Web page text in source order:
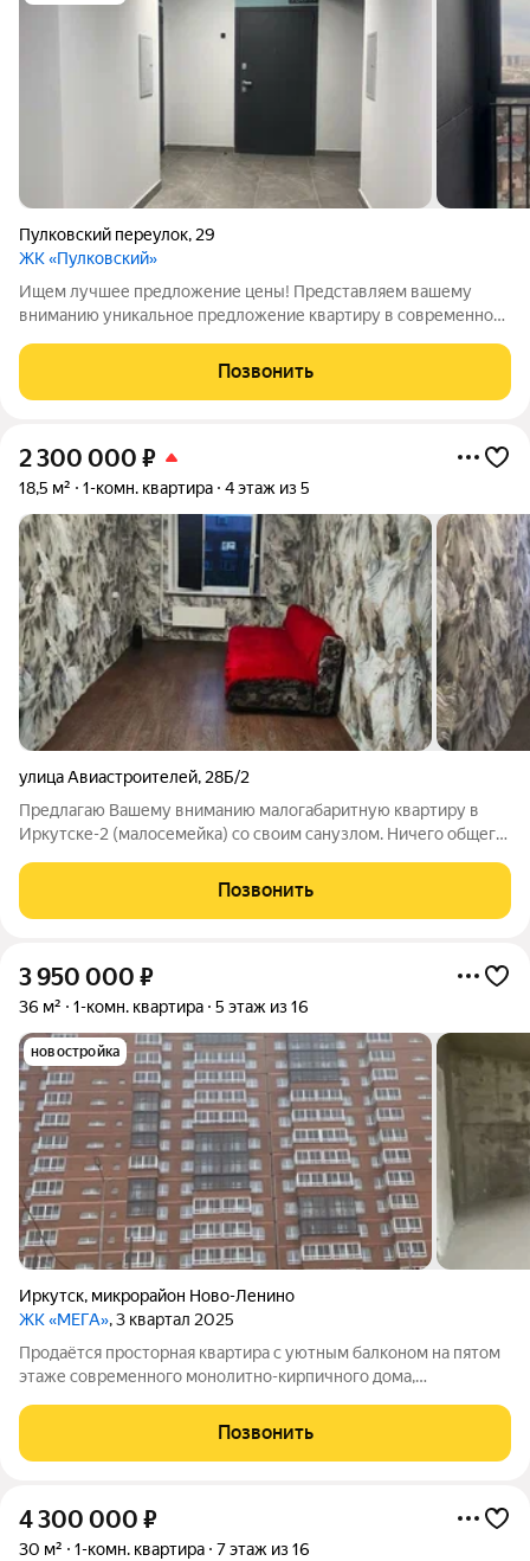
Пулковский переулок, 29
ЖК «Пулковский»
Ищем лучшее предложение цены! Представляем вашему
вниманию уникальное предложение квартиру в современном
живописном Иркутске. Это не просто жилье, а ваш личный
уголок комфорта и спокойствия, откуда
Позвонить
2 300 000 ₽
18,5 м² 1-комн. квартира 4 этаж из 5
улица Авиастроителей, 28Б/2
Предлагаю Вашему вниманию малогабаритную квартиру в
Иркутске-2 (малосемейка) со своим санузлом. Ничего общего
квартире выполнен косметический ремонт: установлены
новые натяжные потолки,
Позвонить
3 950 000 ₽
36 м² 1-комн. квартира 5 этаж из 16
новостройка
Иркутск, микрорайон Ново-Ленино
ЖК «МЕГА», 3 квартал 2025
Продаётся просторная квартира с уютным балконом на пятом
этаже современного монолитно-кирпичного дома,
от шумных магистралей, квартира предлагает жителям тихий
уголок с прекрасным видом во
Позвонить
4 300 000 ₽
30 м² 1-комн. квартира 7 этаж из 16